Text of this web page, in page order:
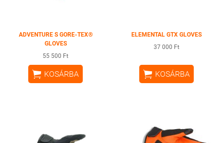
ADVENTURE S GORE-TEX®
GLOVES
55 500 Ft
 KOSÁRBA
ELEMENTAL GTX GLOVES
37 000 Ft
 KOSÁRBA